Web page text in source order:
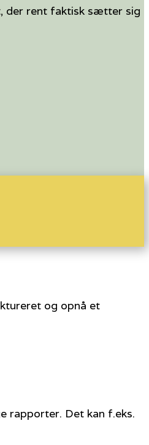
der rent faktisk sætter sig
og opnå et
rapporter. Det kan f.eks.